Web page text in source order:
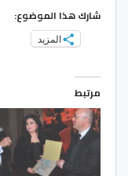
شارك هذا الموضوع:
المزيد
مرتبط